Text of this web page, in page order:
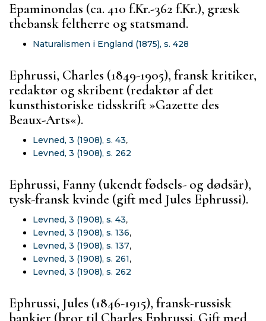
Epaminondas (ca. 410 f.Kr.-362 f.Kr.), græsk
thebansk feltherre og statsmand.
Naturalismen i England (1875), s. 428
Ephrussi, Charles (1849-1905), fransk kritiker,
redaktør og skribent (redaktør af det
kunsthistoriske tidsskrift »Gazette des
Beaux-Arts«).
Levned, 3 (1908), s. 43,
Levned, 3 (1908), s. 262
Ephrussi, Fanny (ukendt fødsels- og dødsår),
tysk-fransk kvinde (gift med Jules Ephrussi).
Levned, 3 (1908), s. 43,
Levned, 3 (1908), s. 136,
Levned, 3 (1908), s. 137,
Levned, 3 (1908), s. 261,
Levned, 3 (1908), s. 262
Ephrussi, Jules (1846-1915), fransk-russisk